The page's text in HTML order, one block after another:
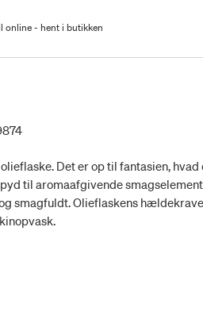
online - hent i butikken
Det er op til fantasien, hvad
til aromaafgivende
smagfuldt. Olieflaskens